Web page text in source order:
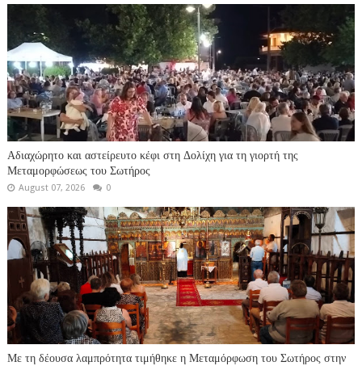
Αδιαχώρητο και αστείρευτο κέφι στη Δολίχη για τη γιορτή της
Μεταμορφώσεως του Σωτήρος
August 07, 2026 0
Με τη δέουσα λαμπρότητα τιμήθηκε η Μεταμόρφωση του Σωτήρος στην